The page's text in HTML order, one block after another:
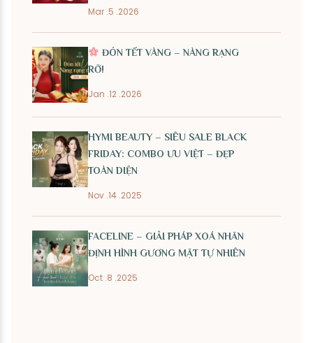
Mar .5 .2026
ĐÓN TẾT VÀNG – NÀNG RẠNG
RỠ!
Jan .12 .2026
HYMI BEAUTY – SIÊU SALE BLACK
FRIDAY: COMBO ƯU VIỆT – ĐẸP
TOÀN DIỆN
Nov .14 .2025
FACELINE – GIẢI PHÁP XOÁ NHĂN
ĐỊNH HÌNH GƯƠNG MẶT TỰ NHIÊN
Oct .8 .2025